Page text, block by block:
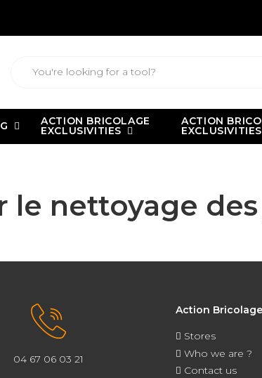
ACTION BRICOLAGE
EXCLUSIVITIES
ACTION
EXCLUSIVITIES
le nettoyage
04 67 06 03 21
Action Bricolage
Stores
Who we are ?
Contact us